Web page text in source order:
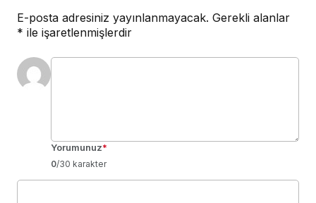
E-posta adresiniz yayınlanmayacak. Gerekli alanlar
* ile işaretlenmişlerdir
Yorumunuz*
0/30 karakter